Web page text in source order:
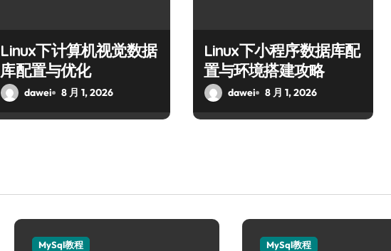
Linux下计算机视觉数据
库配置与优化
dawei 8 月 1, 2026
Linux下小程序数据库配
置与环境搭建攻略
dawei 8 月 1, 2026
MySql教程 MySql教程